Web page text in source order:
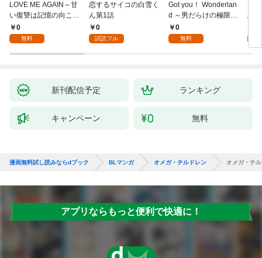
LOVE ME AGAIN～甘
い復讐は記憶の向こう
側～(1)
0
無料
恋するサイコの白雪く
ん第1話
0
試読フル
Got you！ Wonderlan
d ～男だらけの極限ラ
ブ～(1)
0
無料
鳥
新刊配信予定 ランキング
キャンペーン 無料
漫画無料試し読みならdブック BLマンガ オメガ・チルドレン オメガ・チ
アプリならもっと便利で快適に！